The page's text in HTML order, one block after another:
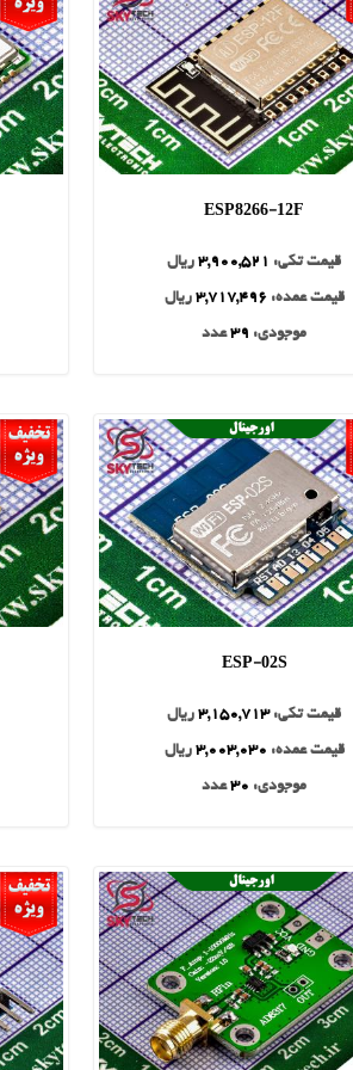
ESP8266-12F
قیمت تکی: 3,900,521 ریال
قیمت عمده:3,717,496 ریال
موجودی: 39عدد
ESP-02S
قیمت تکی:3,150,713 ریال
قیمت عمده: 3,003,030 ریال
موجودی: 30عدد